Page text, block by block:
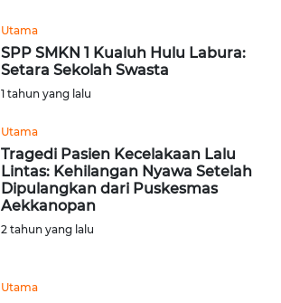
Utama
SPP SMKN 1 Kualuh Hulu Labura:
Setara Sekolah Swasta
1 tahun yang lalu
Utama
Tragedi Pasien Kecelakaan Lalu
Lintas: Kehilangan Nyawa Setelah
Dipulangkan dari Puskesmas
Aekkanopan
2 tahun yang lalu
Utama